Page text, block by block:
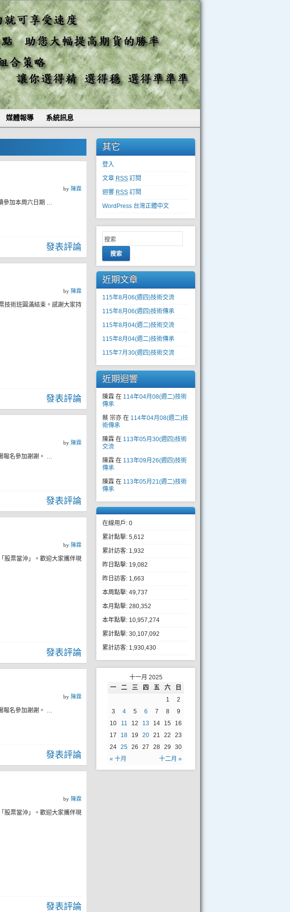
媒體報導 系統訊息
by 陳霖
參加本周六日期 …
發表評論
by 陳霖
技術班圓滿結束。感謝大家持
發表評論
by 陳霖
報名參加謝謝。 …
發表評論
by 陳霖
股票當沖」。歡迎大家攜伴現
發表評論
by 陳霖
報名參加謝謝。 …
發表評論
by 陳霖
股票當沖」。歡迎大家攜伴現
發表評論
其它
登入
文章 RSS 訂閱
迴響 RSS 訂閱
WordPress 台灣正體中文
搜索
近期文章
115年8月06(週四)技術交流
115年8月06(週四)技術傳承
115年8月04(週二)技術交流
115年8月04(週二)技術傳承
115年7月30(週四)技術交流
近期迴響
陳霖 在 114年04月08(週二)技術
傳承
蔡 宗亦 在 114年04月08(週二)技
術傳承
陳霖 在 113年05月30(週四)技術
交流
陳霖 在 113年09月26(週四)技術
傳承
陳霖 在 113年05月21(週二)技術
傳承
在線用戶: 0
累計點擊: 5,612
累計訪客: 1,932
昨日點擊: 19,082
昨日訪客: 1,663
本周點擊: 49,737
本月點擊: 280,352
本年點擊: 10,957,274
累計點擊: 30,107,092
累計訪客: 1,930,430
十一月 2025
一
二 三 四 五 六 日
« 十月 十二月 »
1
2
3
4 5 6 7 8
9
10
11 12 13 14 15
16
17
18 19 20 21 22
23
24 25 26 27 28 29 30